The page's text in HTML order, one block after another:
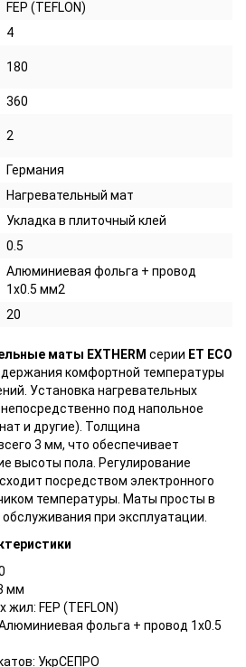
FEP (TEFLON)
4
180
360
2
Германия
Нагревательный мат
Укладка в плиточный клей
0.5
Алюминиевая фольга + провод
1х0.5 мм2
20
маты EXTHERM серии ET ECO
комфортной температуры
Установка нагревательных
под напольное
и другие). Толщина
3 мм, что обеспечивает
высоты пола. Регулирование
посредством электронного
температуры. Маты просты в
при эксплуатации.
мм
FEP (TEFLON)
фольга + провод 1х0.5
УкрСЕПРО